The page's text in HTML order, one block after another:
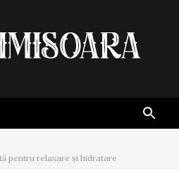
pentru relaxare și hidratare